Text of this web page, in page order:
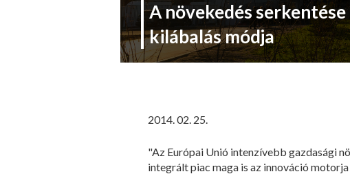
A növekedés
kilábalás módja
2014. 02. 25.
"Az Európai Unió intenzívebb gazdasági
integrált piac maga is az innováció